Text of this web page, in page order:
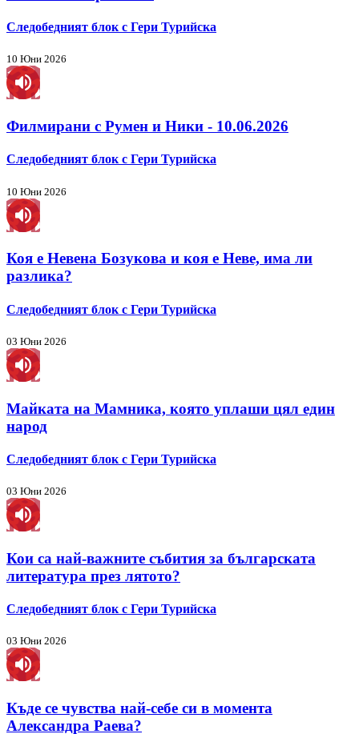
Следобедният блок с Гери Турийска
10 Юни 2026
Филмирани с Румен и Ники - 10.06.2026
Следобедният блок с Гери Турийска
10 Юни 2026
Коя е Невена Бозукова и коя е Неве, има ли
разлика?
Следобедният блок с Гери Турийска
03 Юни 2026
Майката на Мамника, която уплаши цял един
народ
Следобедният блок с Гери Турийска
03 Юни 2026
Кои са най-важните събития за българската
литература през лятото?
Следобедният блок с Гери Турийска
03 Юни 2026
Къде се чувства най-себе си в момента
Александра Раева?